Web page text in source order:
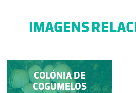
IMAGENS
MATA-MOSCAS
COLÓNIA DE
COGUMELOS